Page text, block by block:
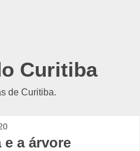
Curitiba
de Curitiba.
e a árvore